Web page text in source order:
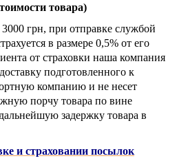
товара)
грн, при отправке службой
в размере 0,5% от его
от страховки наша компания
подготовленного к
компанию и не несет
порчу товара по вине
задержку товара в
и страховании посылок